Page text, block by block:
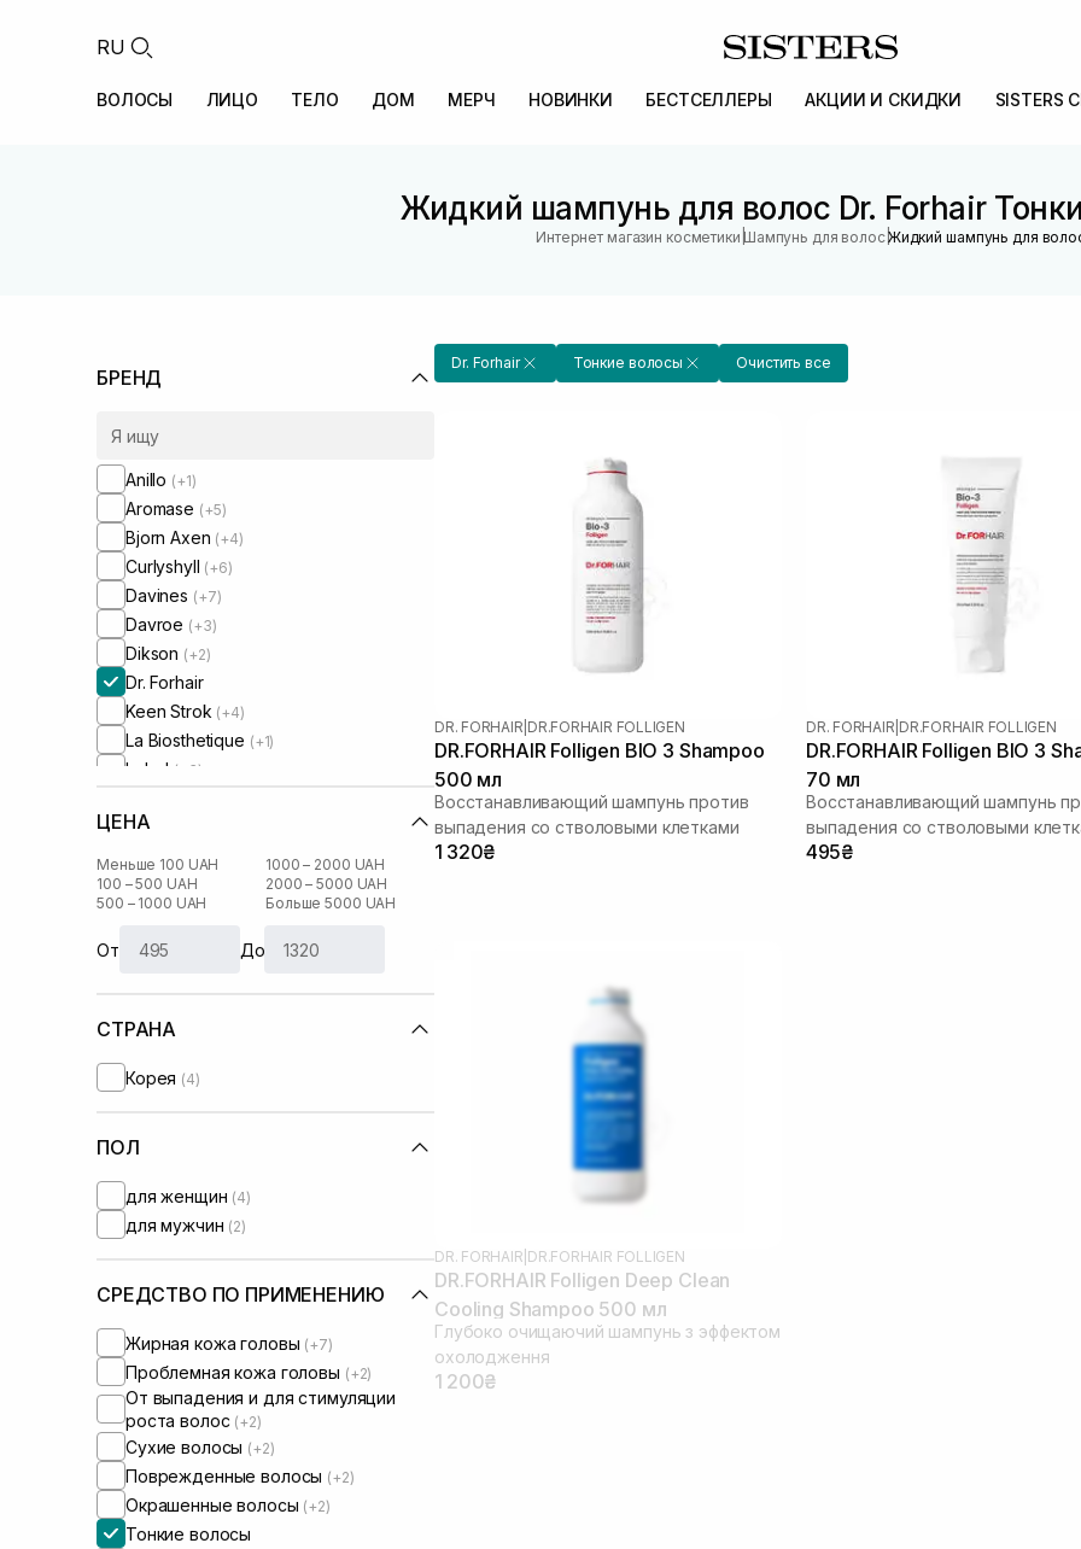
RU
ВОЛОСЫ ЛИЦО ТЕЛО ДОМ МЕРЧ НОВИНКИ БЕСТСЕЛЛЕРЫ АКЦИИ И СКИДКИ SISTERS
Жидкий шампунь для волос Dr. Forhair
Интернет магазин косметики |Шампунь для волос|Жидкий шампунь для
БРЕНД
Anillo (+1)
Aromase (+5)
Bjorn Axen (+4)
Curlyshyll (+6)
Davines (+7)
Davroe (+3)
Dikson (+2)
Dr. Forhair
Keen Strok (+4)
La Biosthetique (+1)
Lebel (+3)
Mks-Eco
Muran(+3)
Neqi (+2)
Newsha (+5)
Olaplex
Oribe
Orising
Tsubaki(+4)
Unove(+1)
WhoCares
ЦЕНА
Меньше 100 UAH
100 – 500 UAH
500 – 1000 UAH
1000 – 2000 UAH
2000 – 5000 UAH
Больше 5000 UAH
От До
СТРАНА
Корея (4)
ПОЛ
для женщин (4)
для мужчин (2)
СРЕДСТВО ПО ПРИМЕНЕНИЮ
Жирная кожа головы (+7)
Проблемная кожа головы (+2)
От выпадения и для стимуляции
роста волос (+2)
Сухие волосы (+2)
Поврежденные волосы (+2)
Окрашенные волосы (+2)
Тонкие волосы
Dr. Forhair Тонкие волосы Очистить все
DR. FORHAIR DR.FORHAIR FOLLIGEN
DR.FORHAIR Folligen BIO 3 Shampoo
500 мл
Восстанавливающий шампунь против
выпадения со стволовыми клетками
1 320₴
DR. FORHAIR DR.FORHAIR FOLLIGEN
DR.FORHAIR Folligen BIO 3
70 мл
Восстанавливающий шампунь
выпадения со стволовыми
495₴
DR. FORHAIR DR.FORHAIR FOLLIGEN
DR.FORHAIR Folligen Deep Clean
Cooling Shampoo 500 мл
Глубоко очищаючий шампунь з эффектом
охолодження
1 200₴